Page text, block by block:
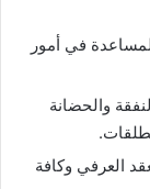
في أمور
والحضانة
العرفي وكافة